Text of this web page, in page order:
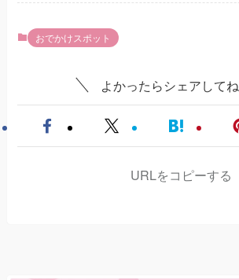
おでかけスポット
よかったらシェアしてね
URLをコピーする